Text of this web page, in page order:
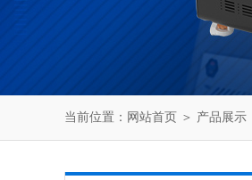
当前位置： 网站首页 ＞ 产品展示